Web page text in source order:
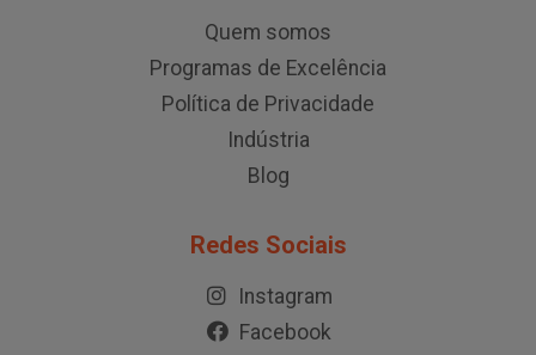
Quem somos
Programas de Excelência
Política de Privacidade
Indústria
Blog
Redes Sociais
Instagram
Facebook